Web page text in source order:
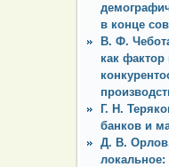
в конце
В. Ф.
как
Г. Н.
банков и
Д. В.
локальное: